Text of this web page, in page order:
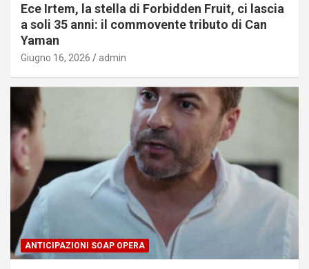
Ece Irtem, la stella di Forbidden Fruit, ci lascia
a soli 35 anni: il commovente tributo di Can
Yaman
Giugno 16, 2026 admin
ANTICIPAZIONI SOAP OPERA